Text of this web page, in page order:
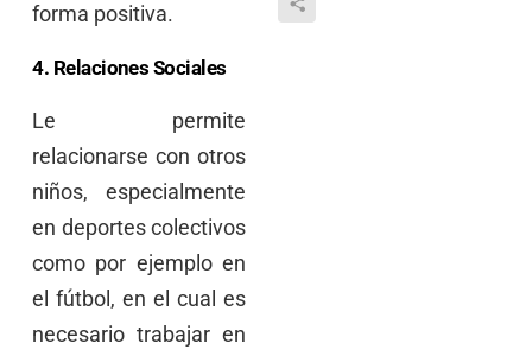
forma positiva.
4. Relaciones Sociales
Le permite
relacionarse con otros
niños, especialmente
en deportes colectivos
como por ejemplo en
el fútbol, en el cual es
necesario trabajar en